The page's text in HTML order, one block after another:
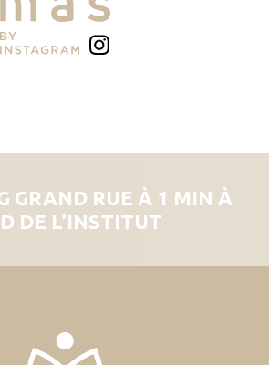
GRAND RUE À 1 MIN À
DE L’INSTITUT